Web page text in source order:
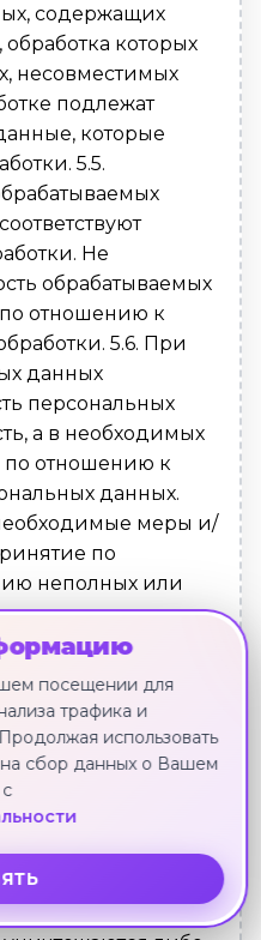
посещении для
трафика и
использовать
на сбор данных о Вашем